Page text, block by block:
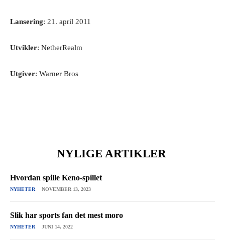
Lansering: 21. april 2011
Utvikler: NetherRealm
Utgiver: Warner Bros
NYLIGE ARTIKLER
Hvordan spille Keno-spillet
NYHETER NOVEMBER 13, 2023
Slik har sports fan det mest moro
NYHETER JUNI 14, 2022